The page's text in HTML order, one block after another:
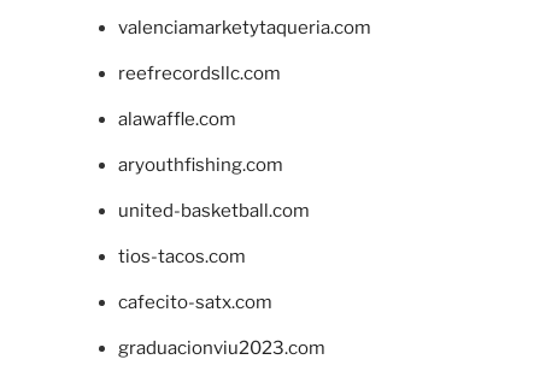
valenciamarketytaqueria.com
reefrecordsllc.com
alawaffle.com
aryouthfishing.com
united-basketball.com
tios-tacos.com
cafecito-satx.com
graduacionviu2023.com